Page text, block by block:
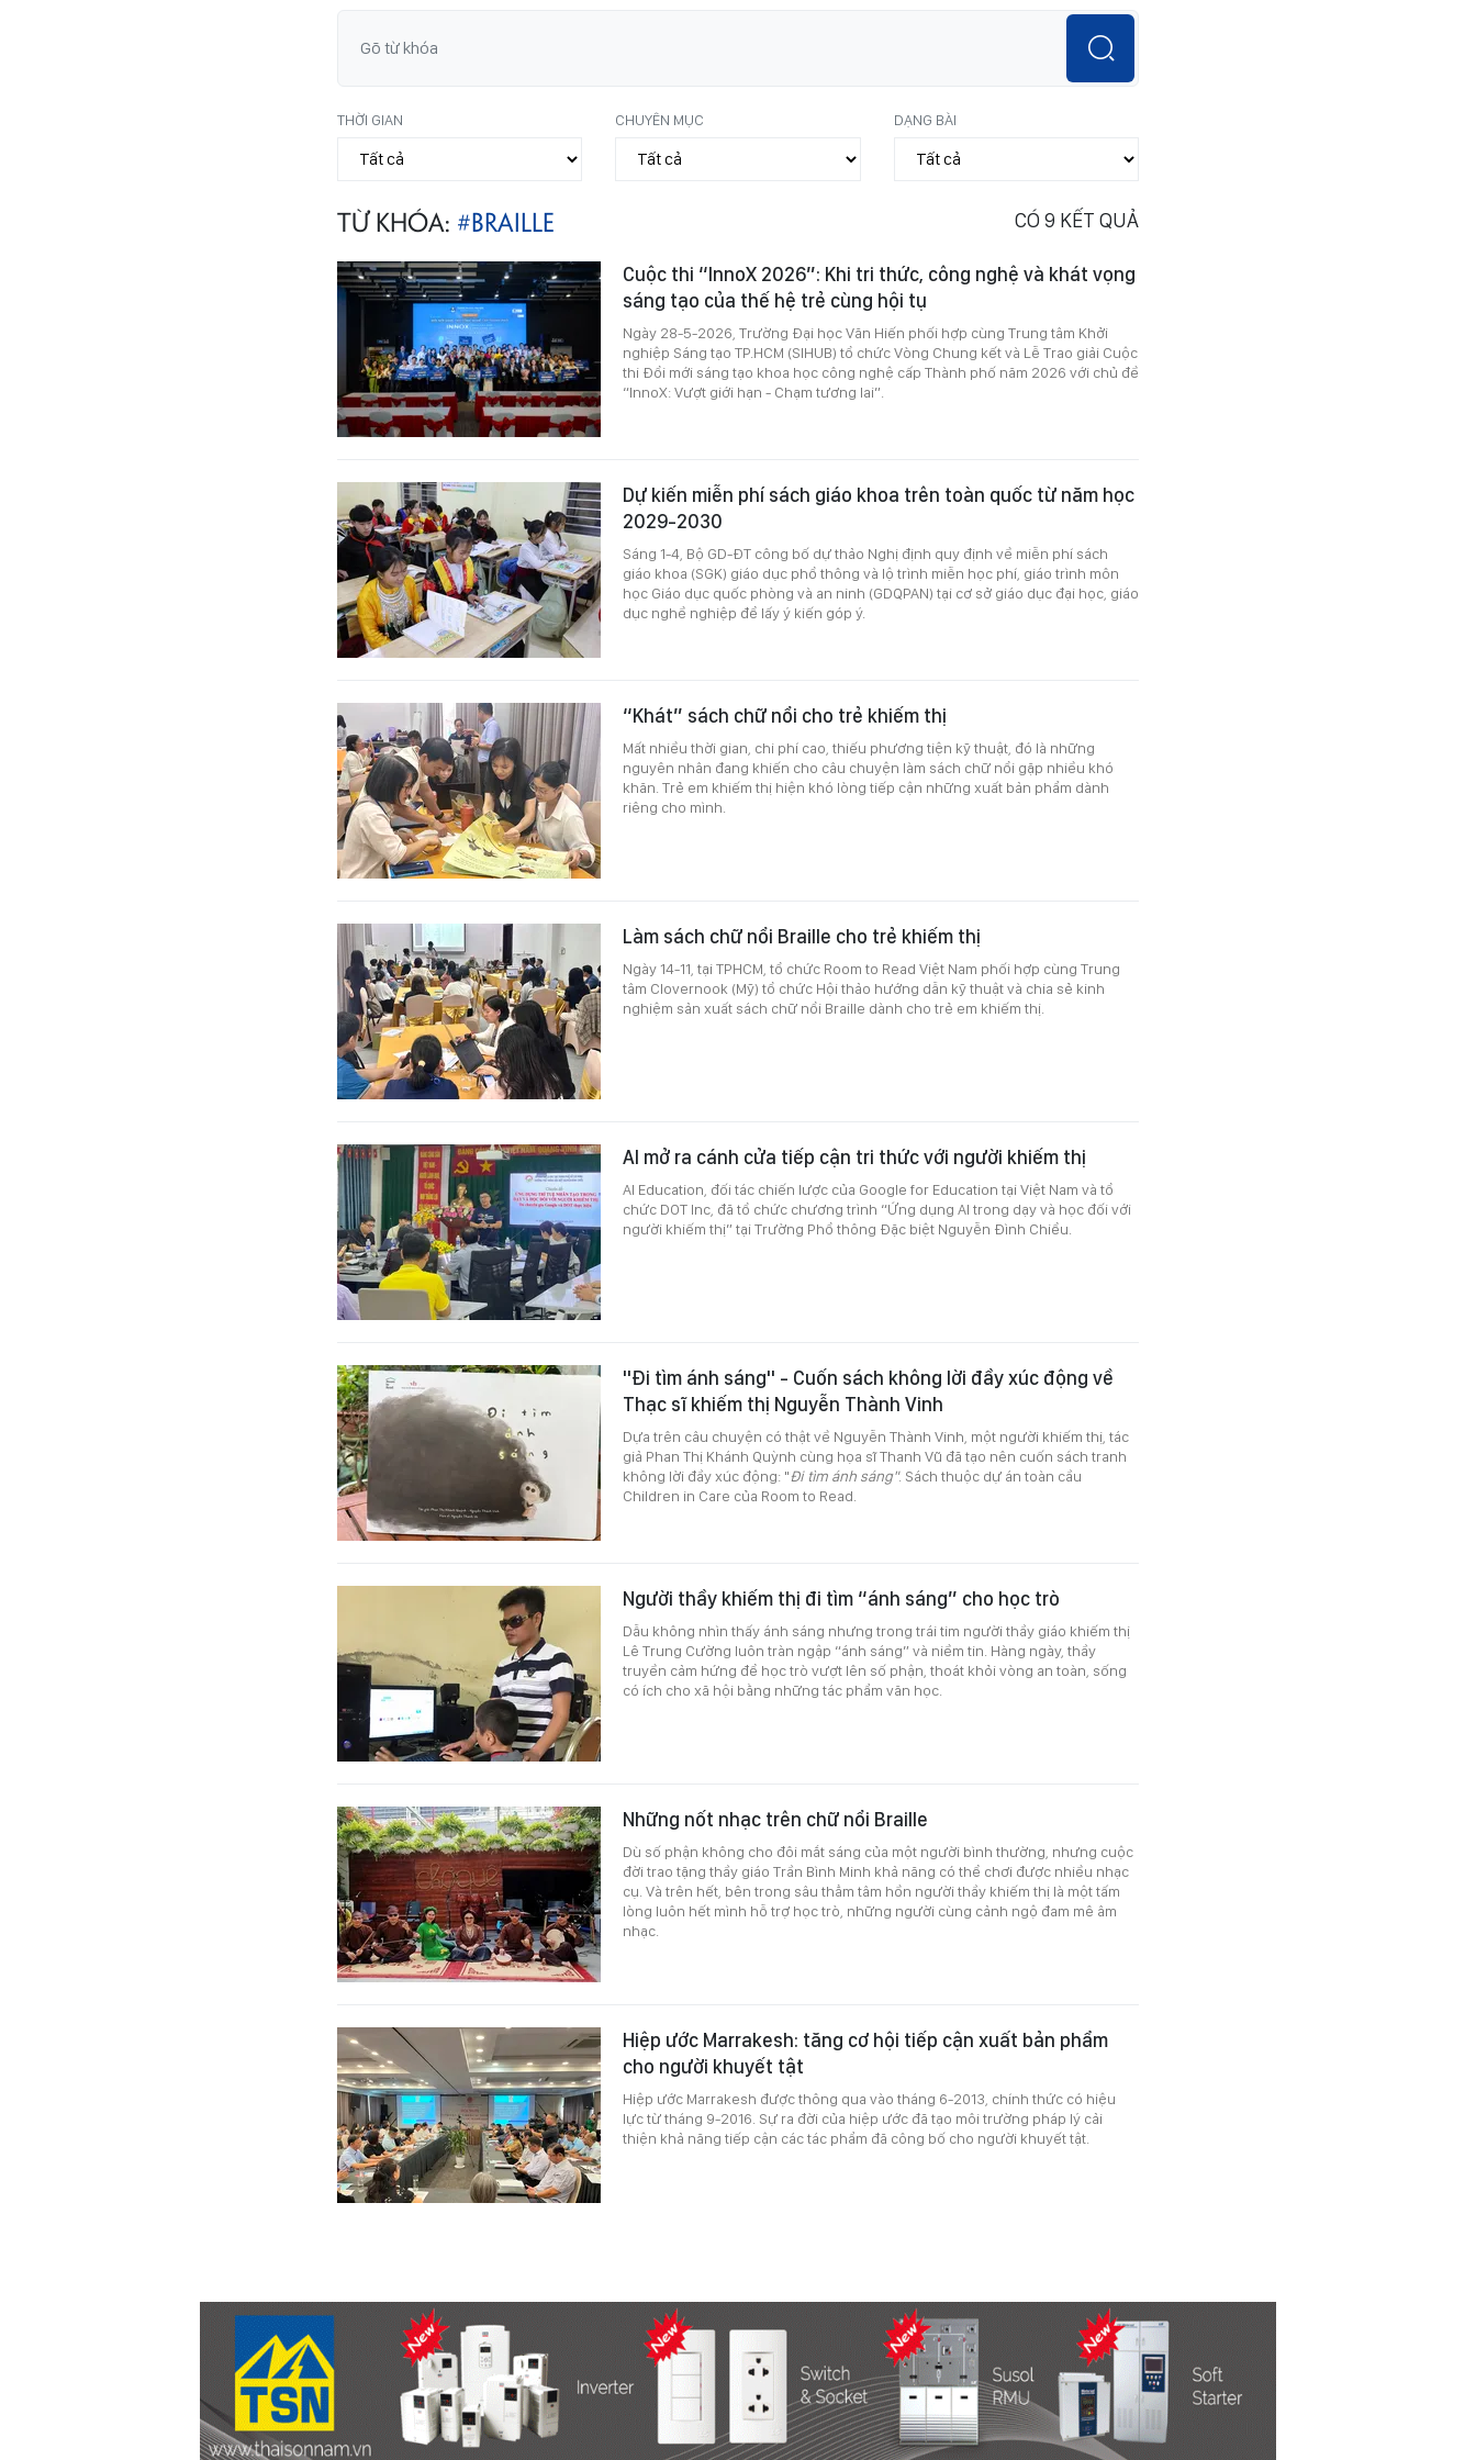
THỜI GIAN CHUYÊN MỤC DẠNG BÀI
TỪ KHÓA: #BRAILLE CÓ 9 KẾT QUẢ
Cuộc thi “InnoX 2026”: Khi tri thức, công nghệ và khát vọng
sáng tạo của thế hệ trẻ cùng hội tụ
Ngày 28-5-2026, Trường Đại học Văn Hiến phối hợp cùng Trung tâm Khởi
nghiệp Sáng tạo TP.HCM (SIHUB) tổ chức Vòng Chung kết và Lễ Trao giải Cuộc
thi Đổi mới sáng tạo khoa học công nghệ cấp Thành phố năm 2026 với chủ đề
“InnoX: Vượt giới hạn - Chạm tương lai”.
Dự kiến miễn phí sách giáo khoa trên toàn quốc từ năm học
2029-2030
Sáng 1-4, Bộ GD-ĐT công bố dự thảo Nghị định quy định về miễn phí sách
giáo khoa (SGK) giáo dục phổ thông và lộ trình miễn học phí, giáo trình môn
học Giáo dục quốc phòng và an ninh (GDQPAN) tại cơ sở giáo dục đại học, giáo
dục nghề nghiệp để lấy ý kiến góp ý.
“Khát” sách chữ nổi cho trẻ khiếm thị
Mất nhiều thời gian, chi phí cao, thiếu phương tiện kỹ thuật, đó là những
nguyên nhân đang khiến cho câu chuyện làm sách chữ nổi gặp nhiều khó
khăn. Trẻ em khiếm thị hiện khó lòng tiếp cận những xuất bản phẩm dành
riêng cho mình.
Làm sách chữ nổi Braille cho trẻ khiếm thị
Ngày 14-11, tại TPHCM, tổ chức Room to Read Việt Nam phối hợp cùng Trung
tâm Clovernook (Mỹ) tổ chức Hội thảo hướng dẫn kỹ thuật và chia sẻ kinh
nghiệm sản xuất sách chữ nổi Braille dành cho trẻ em khiếm thị.
AI mở ra cánh cửa tiếp cận tri thức với người khiếm thị
AI Education, đối tác chiến lược của Google for Education tại Việt Nam và tổ
chức DOT Inc, đã tổ chức chương trình “Ứng dụng AI trong dạy và học đối với
người khiếm thị” tại Trường Phổ thông Đặc biệt Nguyễn Đình Chiểu.
"Đi tìm ánh sáng" - Cuốn sách không lời đầy xúc động về
Thạc sĩ khiếm thị Nguyễn Thành Vinh
Dựa trên câu chuyện có thật về Nguyễn Thành Vinh, một người khiếm thị, tác
giả Phan Thị Khánh Quỳnh cùng họa sĩ Thanh Vũ đã tạo nên cuốn sách tranh
không lời đầy xúc động: "Đi tìm ánh sáng". Sách thuộc dự án toàn cầu
Children in Care của Room to Read.
Người thầy khiếm thị đi tìm “ánh sáng” cho học trò
Dẫu không nhìn thấy ánh sáng nhưng trong trái tim người thầy giáo khiếm thị
Lê Trung Cường luôn tràn ngập “ánh sáng” và niềm tin. Hàng ngày, thầy
truyền cảm hứng để học trò vượt lên số phận, thoát khỏi vòng an toàn, sống
có ích cho xã hội bằng những tác phẩm văn học.
Những nốt nhạc trên chữ nổi Braille
Dù số phận không cho đôi mắt sáng của một người bình thường, nhưng cuộc
đời trao tặng thầy giáo Trần Bình Minh khả năng có thể chơi được nhiều nhạc
cụ. Và trên hết, bên trong sâu thẳm tâm hồn người thầy khiếm thị là một tấm
lòng luôn hết mình hỗ trợ học trò, những người cùng cảnh ngộ đam mê âm
nhạc.
Hiệp ước Marrakesh: tăng cơ hội tiếp cận xuất bản phẩm
cho người khuyết tật
Hiệp ước Marrakesh được thông qua vào tháng 6-2013, chính thức có hiệu
lực từ tháng 9-2016. Sự ra đời của hiệp ước đã tạo môi trường pháp lý cải
thiện khả năng tiếp cận các tác phẩm đã công bố cho người khuyết tật.